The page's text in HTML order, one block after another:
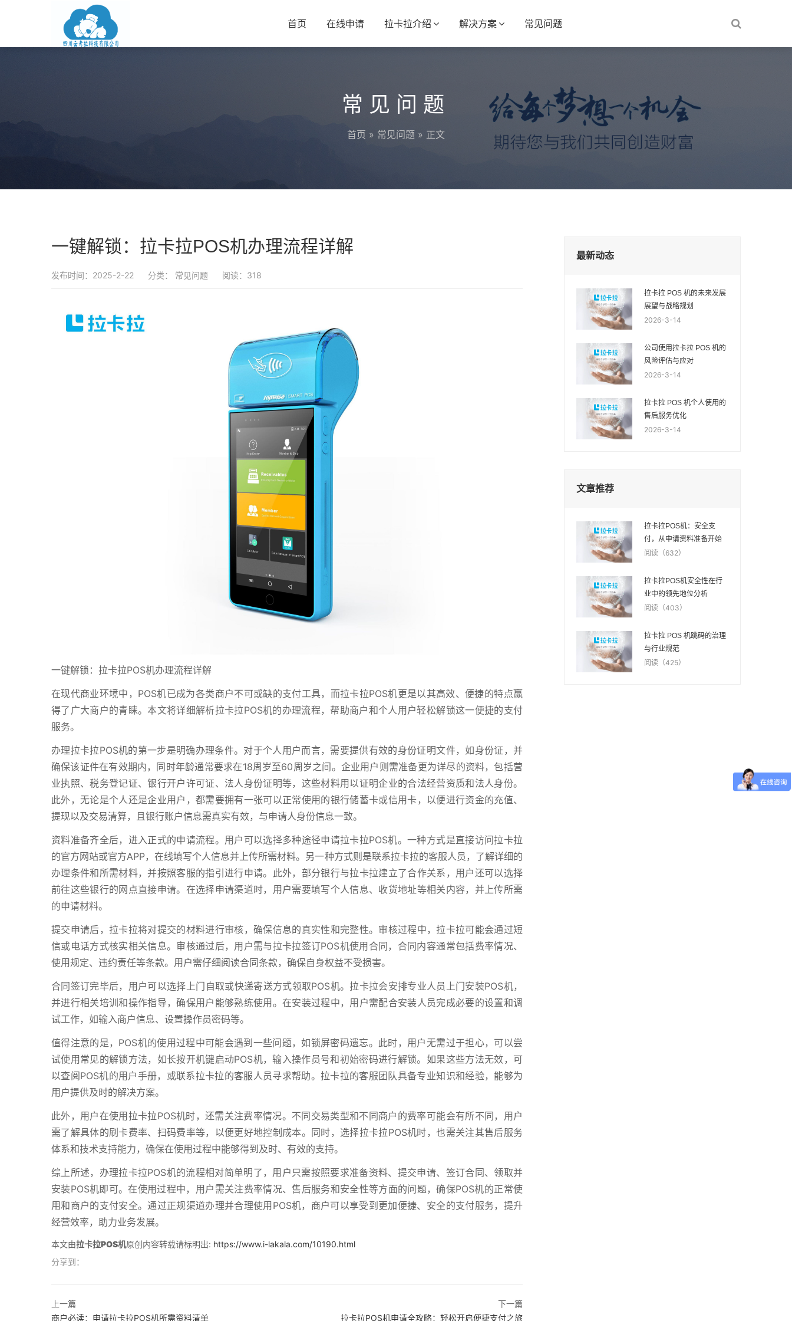
首页 在线申请 拉卡拉介绍 解决方案 常见问题
常见问题
首页 » 常见问题 » 正文
一键解锁：拉卡拉POS机办理流程详解
发布时间：2025-2-22 分类： 常见问题 阅读：318
一键解锁：拉卡拉POS机办理流程详解
在现代商业环境中，POS机已成为各类商户不可或缺的支付工具，而拉卡拉POS机更是以其高效、便捷的特点赢
得了广大商户的青睐。本文将详细解析拉卡拉POS机的办理流程，帮助商户和个人用户轻松解锁这一便捷的支付
服务。
办理拉卡拉POS机的第一步是明确办理条件。对于个人用户而言，需要提供有效的身份证明文件，如身份证，并
确保该证件在有效期内，同时年龄通常要求在18周岁至60周岁之间。企业用户则需准备更为详尽的资料，包括营
业执照、税务登记证、银行开户许可证、法人身份证明等，这些材料用以证明企业的合法经营资质和法人身份。
此外，无论是个人还是企业用户，都需要拥有一张可以正常使用的银行储蓄卡或信用卡，以便进行资金的充值、
提现以及交易清算，且银行账户信息需真实有效，与申请人身份信息一致。
资料准备齐全后，进入正式的申请流程。用户可以选择多种途径申请拉卡拉POS机。一种方式是直接访问拉卡拉
的官方网站或官方APP，在线填写个人信息并上传所需材料。另一种方式则是联系拉卡拉的客服人员，了解详细的
办理条件和所需材料，并按照客服的指引进行申请。此外，部分银行与拉卡拉建立了合作关系，用户还可以选择
前往这些银行的网点直接申请。在选择申请渠道时，用户需要填写个人信息、收货地址等相关内容，并上传所需
的申请材料。
提交申请后，拉卡拉将对提交的材料进行审核，确保信息的真实性和完整性。审核过程中，拉卡拉可能会通过短
信或电话方式核实相关信息。审核通过后，用户需与拉卡拉签订POS机使用合同，合同内容通常包括费率情况、
使用规定、违约责任等条款。用户需仔细阅读合同条款，确保自身权益不受损害。
合同签订完毕后，用户可以选择上门自取或快递寄送方式领取POS机。拉卡拉会安排专业人员上门安装POS机，
并进行相关培训和操作指导，确保用户能够熟练使用。在安装过程中，用户需配合安装人员完成必要的设置和调
试工作，如输入商户信息、设置操作员密码等。
值得注意的是，POS机的使用过程中可能会遇到一些问题，如锁屏密码遗忘。此时，用户无需过于担心，可以尝
试使用常见的解锁方法，如长按开机键启动POS机，输入操作员号和初始密码进行解锁。如果这些方法无效，可
以查阅POS机的用户手册，或联系拉卡拉的客服人员寻求帮助。拉卡拉的客服团队具备专业知识和经验，能够为
用户提供及时的解决方案。
此外，用户在使用拉卡拉POS机时，还需关注费率情况。不同交易类型和不同商户的费率可能会有所不同，用户
需了解具体的刷卡费率、扫码费率等，以便更好地控制成本。同时，选择拉卡拉POS机时，也需关注其售后服务
体系和技术支持能力，确保在使用过程中能够得到及时、有效的支持。
综上所述，办理拉卡拉POS机的流程相对简单明了，用户只需按照要求准备资料、提交申请、签订合同、领取并
安装POS机即可。在使用过程中，用户需关注费率情况、售后服务和安全性等方面的问题，确保POS机的正常使
用和商户的支付安全。通过正规渠道办理并合理使用POS机，商户可以享受到更加便捷、安全的支付服务，提升
经营效率，助力业务发展。
本文由拉卡拉POS机原创内容转载请标明出: https://www.i-lakala.com/10190.html
分享到：
上一篇
商户必读：申请拉卡拉POS机所需资料清单
下一篇
拉卡拉POS机申请全攻略：轻松开启便捷支付之旅
最新动态
拉卡拉 POS 机的未来发展
展望与战略规划
2026-3-14
公司使用拉卡拉 POS 机的
风险评估与应对
2026-3-14
拉卡拉 POS 机个人使用的
售后服务优化
2026-3-14
文章推荐
拉卡拉POS机：安全支
付，从申请资料准备开始
阅读（632）
拉卡拉POS机安全性在行
业中的领先地位分析
阅读（403）
拉卡拉 POS 机跳码的治理
与行业规范
阅读（425）